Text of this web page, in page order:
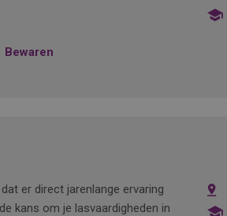
Bewaren
er direct jarenlange ervaring
kans om je lasvaardigheden in